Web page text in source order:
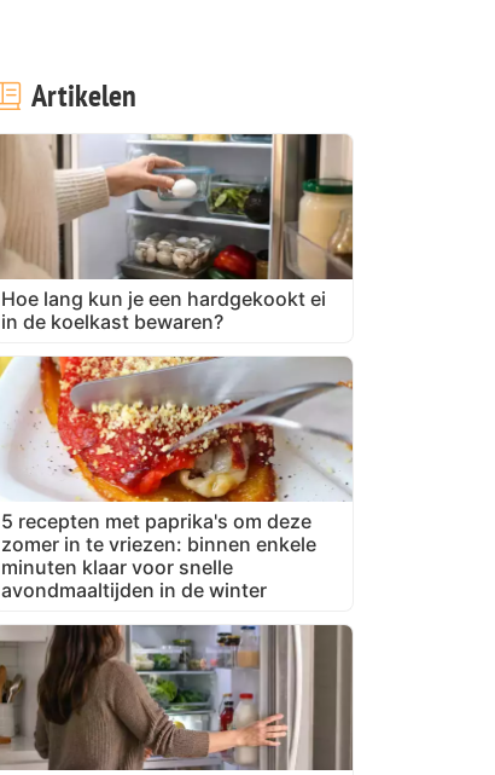
Artikelen
Hoe lang kun je een hardgekookt ei
in de koelkast bewaren?
5 recepten met paprika's om deze
zomer in te vriezen: binnen enkele
minuten klaar voor snelle
avondmaaltijden in de winter